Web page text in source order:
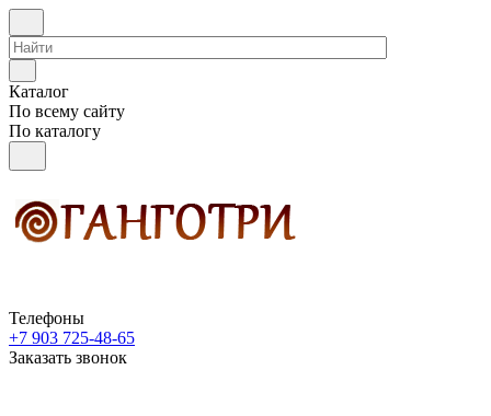
Каталог
По всему сайту
По каталогу
Телефоны
+7 903 725-48-65
Заказать звонок